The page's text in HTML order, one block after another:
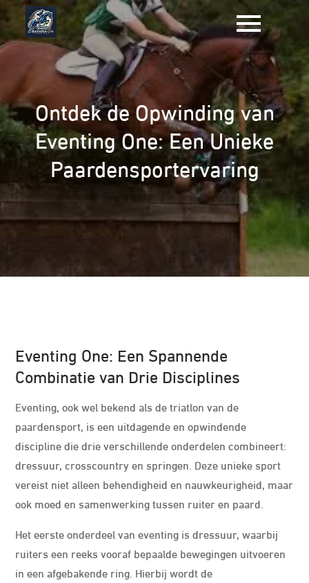
Naar
inhoud
Ontdek de Opwinding van
Eventing One: Een Unieke
Paardensportervaring
Eventing One: Een Spannende
Combinatie van Drie Disciplines
Eventing, ook wel bekend als de triatlon van de
paardensport, is een uitdagende en opwindende
discipline die drie verschillende onderdelen combineert:
dressuur, crosscountry en springen. Deze unieke sport
vereist niet alleen behendigheid en nauwkeurigheid, maar
ook moed en samenwerking tussen ruiter en paard.
Het eerste onderdeel van eventing is dressuur, waarbij
ruiters een reeks vooraf bepaalde bewegingen uitvoeren
in een afgebakende ring. Hierbij wordt de